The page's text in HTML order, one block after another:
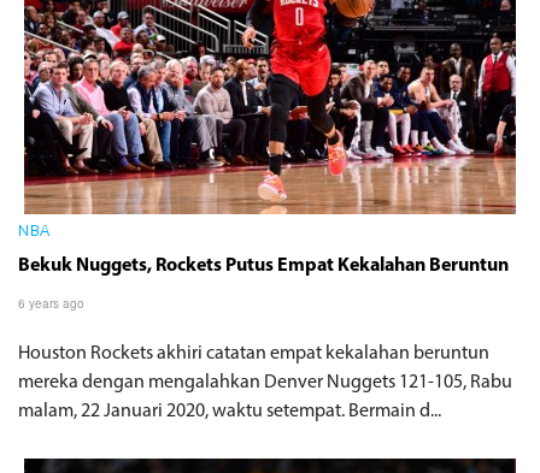
NBA
Bekuk Nuggets, Rockets Putus Empat Kekalahan Beruntun
6 years ago
Houston Rockets akhiri catatan empat kekalahan beruntun
mereka dengan mengalahkan Denver Nuggets 121-105, Rabu
malam, 22 Januari 2020, waktu setempat. Bermain d...